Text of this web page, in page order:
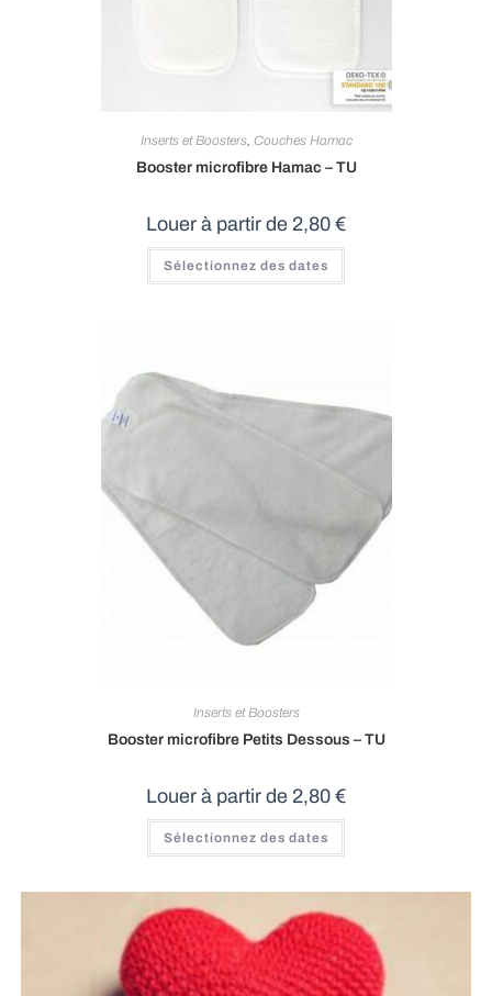
Inserts et Boosters, Couches Hamac
Booster microfibre Hamac – TU
Louer à partir de 2,80 €
Sélectionnez des dates
Inserts et Boosters
Booster microfibre Petits Dessous – TU
Louer à partir de 2,80 €
Sélectionnez des dates